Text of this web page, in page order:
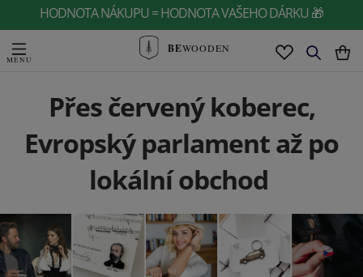
HODNOTA NÁKUPU = HODNOTA VAŠEHO DÁRKU 🎁
BEWOODEN
Přes červený koberec,
Evropský parlament až po
lokální obchod